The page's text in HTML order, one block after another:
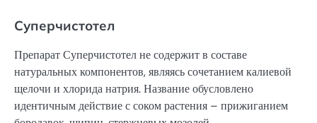
Суперчистотел
Препарат Суперчистотел не содержит в составе
натуральных компонентов, являясь сочетанием калиевой
щелочи и хлорида натрия. Название обусловлено
идентичным действие с соком растения – прижиганием